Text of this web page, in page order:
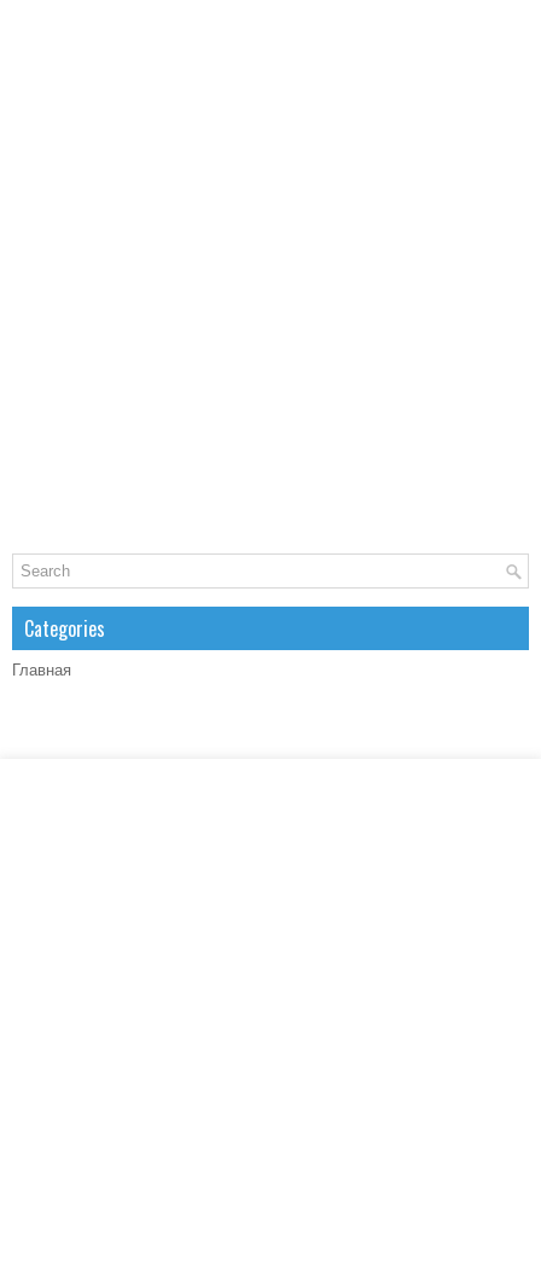
Categories
Главная